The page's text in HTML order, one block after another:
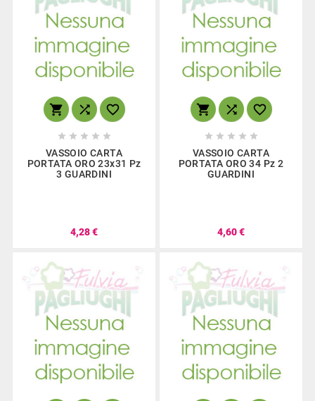
  
    
VASSOIO CARTA
PORTATA ORO 23x31 Pz
3 GUARDINI
4,28 €
  
    
VASSOIO CARTA
PORTATA ORO 34 Pz 2
GUARDINI
4,60 €